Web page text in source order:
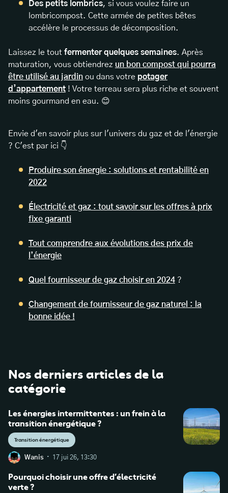
Des petits lombrics, si vous voulez faire un
lombricompost. Cette armée de petites bêtes
accélère le processus de décomposition.
Laissez le tout fermenter quelques semaines. Après
maturation, vous obtiendrez un bon compost qui pourra
être utilisé au jardin ou dans votre potager
d’appartement ! Votre terreau sera plus riche et souvent
moins gourmand en eau. 😊
Envie d'en savoir plus sur l'univers du gaz et de l'énergie
? C'est par ici 👇
Produire son énergie : solutions et rentabilité en
2022
Électricité et gaz : tout savoir sur les offres à prix
fixe garanti
Tout comprendre aux évolutions des prix de
l’énergie
Quel fournisseur de gaz choisir en 2024 ?
Changement de fournisseur de gaz naturel : la
bonne idée !
Nos derniers articles de la
catégorie
Les énergies intermittentes : un frein à la
transition énergétique ?
Transition énergétique
Wanis · 17 jui 26, 13:30
Pourquoi choisir une offre d’électricité
verte ?